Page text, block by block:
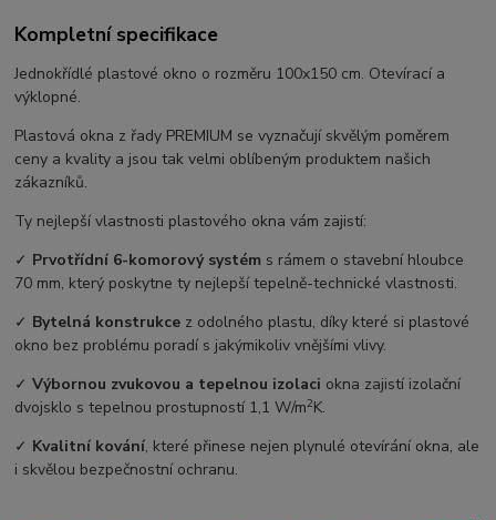
Kompletní specifikace
Jednokřídlé plastové okno o rozměru 100x150 cm. Otevírací a
výklopné.
Plastová okna z řady PREMIUM se vyznačují skvělým poměrem
ceny a kvality a jsou tak velmi oblíbeným produktem našich
zákazníků.
Ty nejlepší vlastnosti plastového okna vám zajistí:
✓ Prvotřídní 6-komorový systém s rámem o stavební hloubce
70 mm, který poskytne ty nejlepší tepelně-technické vlastnosti.
✓ Bytelná konstrukce z odolného plastu, díky které si plastové
okno bez problému poradí s jakýmikoliv vnějšími vlivy.
✓Výbornou zvukovou a tepelnou izolaci okna zajistí izolační
dvojsklo s tepelnou prostupností 1,1 W/m2K.
✓ Kvalitní kování, které přinese nejen plynulé otevírání okna, ale
i skvělou bezpečnostní ochranu.